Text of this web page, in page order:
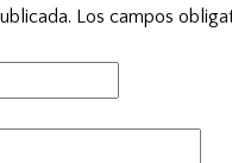
Los campos